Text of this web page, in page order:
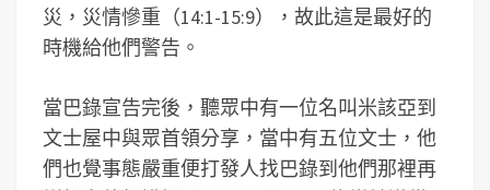
災，災情慘重（14:1-15:9），故此這是最好的
時機給他們警告。
當巴錄宣告完後，聽眾中有一位名叫米該亞到
文士屋中與眾首領分享，當中有五位文士，他
們也覺事態嚴重便打發人找巴錄到他們那裡再